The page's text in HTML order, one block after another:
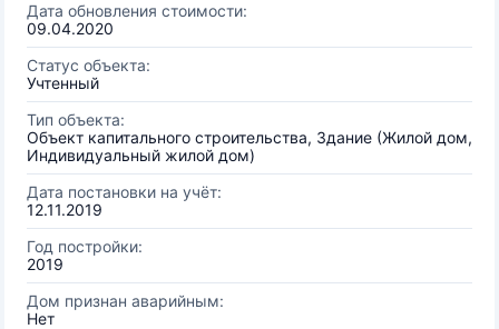
Дата обновления стоимости:
09.04.2020
Статус объекта:
Учтенный
Тип объекта:
Объект капитального строительства, Здание (Жилой дом,
Индивидуальный жилой дом)
Дата постановки на учёт:
12.11.2019
Год постройки:
2019
Дом признан аварийным:
Нет